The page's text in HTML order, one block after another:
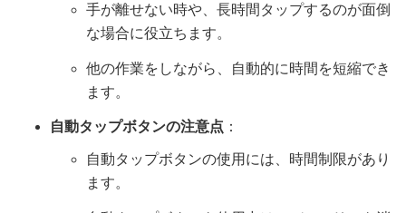
手が離せない時や、長時間タップするのが面倒
な場合に役立ちます。
他の作業をしながら、自動的に時間を短縮でき
ます。
自動タップボタンの注意点 ：
自動タップボタンの使用には、時間制限があり
ます。